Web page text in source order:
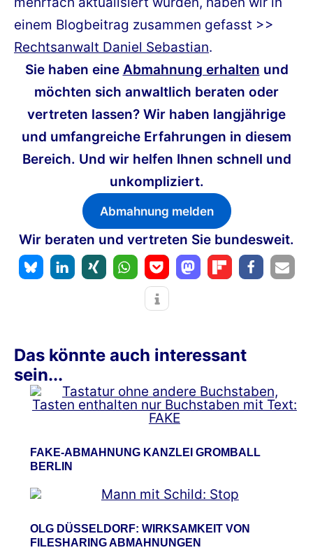
einem Blogbeitrag zusammen gefasst >>
Rechtsanwalt Daniel Sebastian.
Sie haben eine Abmahnung erhalten und
möchten sich anwaltlich beraten oder
vertreten lassen? Wir haben langjährige
und umfangreiche Erfahrungen in diesem
Bereich. Und wir helfen Ihnen schnell und
unkompliziert.
Abmahnung melden
Wir beraten und vertreten Sie bundesweit.
Das könnte auch interessant
sein...
FAKE-ABMAHNUNG KANZLEI GROMBALL
BERLIN
OLG DÜSSELDORF: WIRKSAMKEIT VON
FILESHARING ABMAHNUNGEN